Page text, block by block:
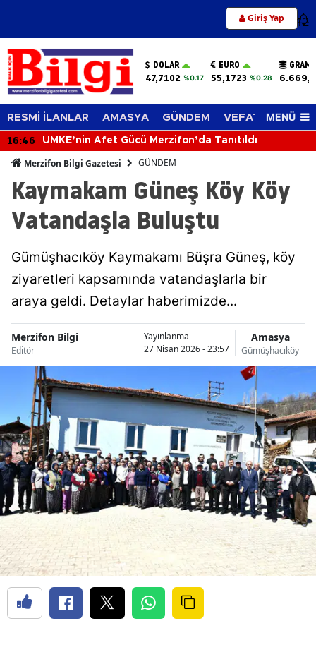
Giriş Yap 12
DOLAR
47,7102 %0.17
EURO
55,1723 %0.28
GRAM
RESMİ İLANLAR AMASYA GÜNDEM VEFAT EDENLER
MENÜ
16:46 UMKE’nin Afet Gücü Merzifon’da Tanıtıldı
Merzifon Bilgi Gazetesi GÜNDEM
Kaymakam Güneş Köy Köy
Vatandaşla Buluştu
Gümüşhacıköy Kaymakamı Büşra Güneş, köy
ziyaretleri kapsamında vatandaşlarla bir
araya geldi. Detaylar haberimizde...
Merzifon Bilgi
Editör
Yayınlanma
27 Nisan 2026 - 23:57
Amasya
Gümüşhacıköy